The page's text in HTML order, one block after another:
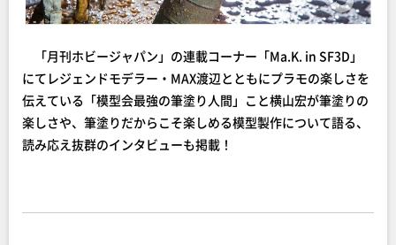
「月刊ホビージャパン」の連載コーナー「Ma.K. in SF3D」
にてレジェンドモデラー・MAX渡辺とともにプラモの楽しさを
伝えている「模型会最強の筆塗り人間」こと横山宏が筆塗りの
楽しさや、筆塗りだからこそ楽しめる模型製作について語る、
読み応え抜群のインタビューも掲載！